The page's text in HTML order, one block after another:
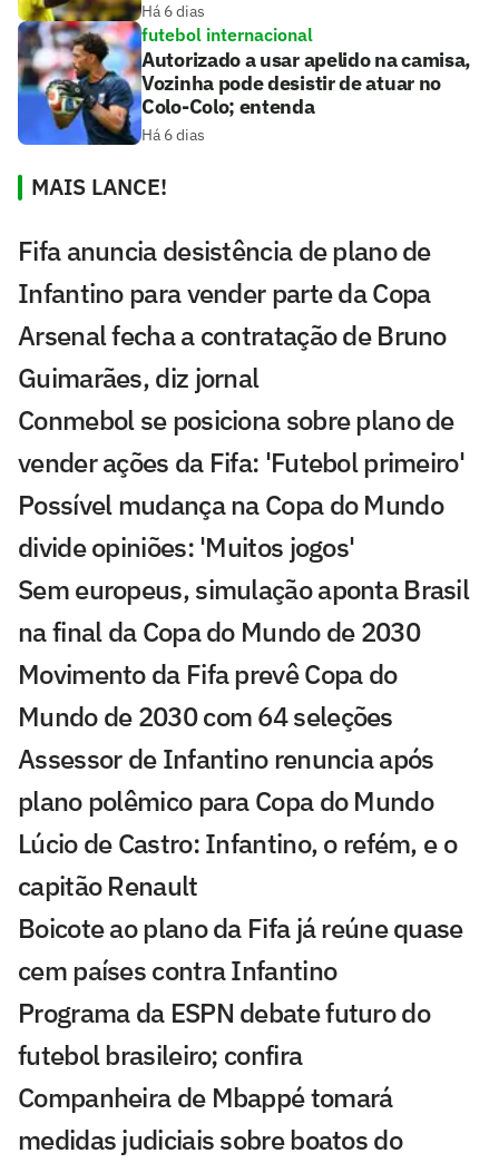
Há 6 dias
futebol internacional
Autorizado a usar apelido na camisa,
Vozinha pode desistir de atuar no
Colo-Colo; entenda
Há 6 dias
MAIS LANCE!
Fifa anuncia desistência de plano de
Infantino para vender parte da Copa
Arsenal fecha a contratação de Bruno
Guimarães, diz jornal
Conmebol se posiciona sobre plano de
vender ações da Fifa: 'Futebol primeiro'
Possível mudança na Copa do Mundo
divide opiniões: 'Muitos jogos'
Sem europeus, simulação aponta Brasil
na final da Copa do Mundo de 2030
Movimento da Fifa prevê Copa do
Mundo de 2030 com 64 seleções
Assessor de Infantino renuncia após
plano polêmico para Copa do Mundo
Lúcio de Castro: Infantino, o refém, e o
capitão Renault
Boicote ao plano da Fifa já reúne quase
cem países contra Infantino
Programa da ESPN debate futuro do
futebol brasileiro; confira
Companheira de Mbappé tomará
medidas judiciais sobre boatos do